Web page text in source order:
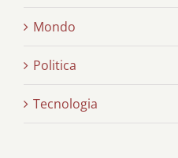
Mondo
Politica
Tecnologia